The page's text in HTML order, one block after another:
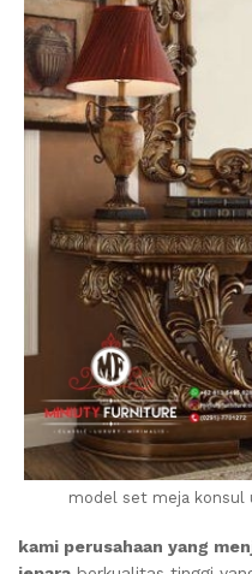
model set meja konsul
kami perusahaan yang